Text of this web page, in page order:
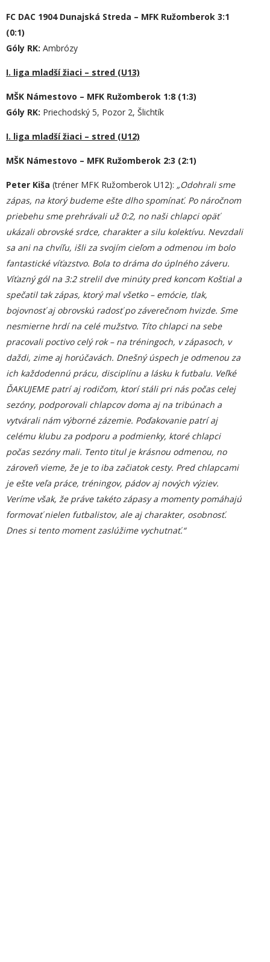
FC DAC 1904 Dunajská Streda – MFK Ružomberok 3:1
(0:1)
Góly RK: Ambrózy
I. liga mladší žiaci – stred (U13)
MŠK Námestovo – MFK Ružomberok 1:8 (1:3)
Góly RK: Priechodský 5, Pozor 2, Šlichtík
I. liga mladší žiaci – stred (U12)
MŠK Námestovo – MFK Ružomberok 2:3 (2:1)
Peter Kiša (tréner MFK Ružomberok U12): „Odohrali sme
zápas, na ktorý budeme ešte dlho spomínať. Po náročnom
priebehu sme prehrávali už 0:2, no naši chlapci opäť
ukázali obrovské srdce, charakter a silu kolektívu. Nevzdali
sa ani na chvíľu, išli za svojím cieľom a odmenou im bolo
fantastické víťazstvo. Bola to dráma do úplného záveru.
Víťazný gól na 3:2 strelil dve minúty pred koncom Koštial a
spečatil tak zápas, ktorý mal všetko – emócie, tlak,
bojovnosť aj obrovskú radosť po záverečnom hvizde. Sme
nesmierne hrdí na celé mužstvo. Títo chlapci na sebe
pracovali poctivo celý rok – na tréningoch, v zápasoch, v
daždi, zime aj horúčavách. Dnešný úspech je odmenou za
ich každodennú prácu, disciplínu a lásku k futbalu. Veľké
ĎAKUJEME patrí aj rodičom, ktorí stáli pri nás počas celej
sezóny, podporovali chlapcov doma aj na tribúnach a
vytvárali nám výborné zázemie. Poďakovanie patrí aj
celému klubu za podporu a podmienky, ktoré chlapci
počas sezóny mali. Tento titul je krásnou odmenou, no
zároveň vieme, že je to iba začiatok cesty. Pred chlapcami
je ešte veľa práce, tréningov, pádov aj nových výziev.
Veríme však, že práve takéto zápasy a momenty pomáhajú
formovať nielen futbalistov, ale aj charakter, osobnosť.
Dnes si tento moment zaslúžime vychutnať.“